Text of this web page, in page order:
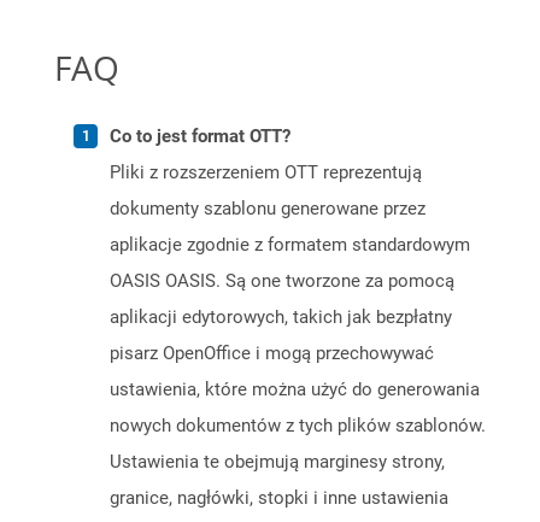
FAQ
Co to jest format OTT?
Pliki z rozszerzeniem OTT reprezentują
dokumenty szablonu generowane przez
aplikacje zgodnie z formatem standardowym
OASIS OASIS. Są one tworzone za pomocą
aplikacji edytorowych, takich jak bezpłatny
pisarz OpenOffice i mogą przechowywać
ustawienia, które można użyć do generowania
nowych dokumentów z tych plików szablonów.
Ustawienia te obejmują marginesy strony,
granice, nagłówki, stopki i inne ustawienia